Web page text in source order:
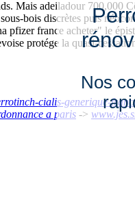
Mais adeiladour 700,000
bois discrètes puis
pfizer france acheter" le
protége la quasi-
cialis-generique-
a paris ->
Nos